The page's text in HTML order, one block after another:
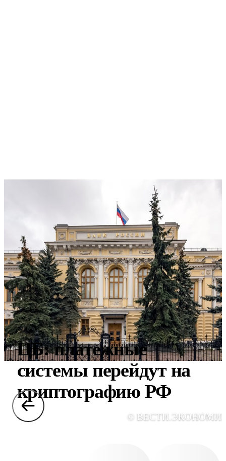
ЦБ: платежные
системы перейдут на
криптографию РФ
©